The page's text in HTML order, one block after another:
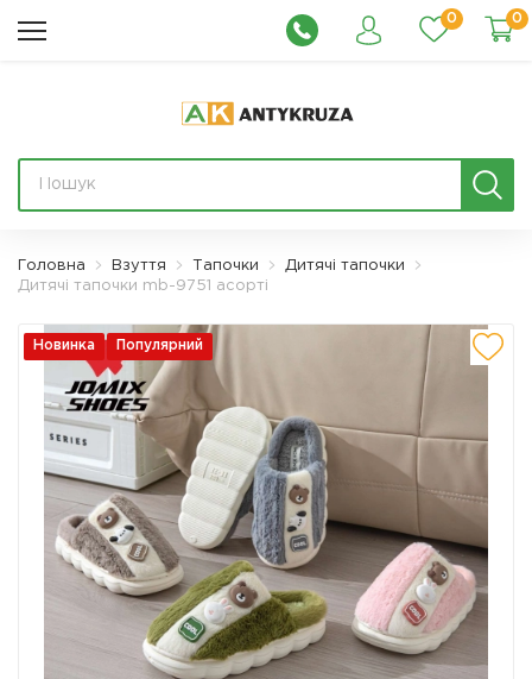
0 0
Головна Взуття Тапочки
Дитячі тапочки
Дитячі тапочки mb-9751 асорті
Новинка Популярний